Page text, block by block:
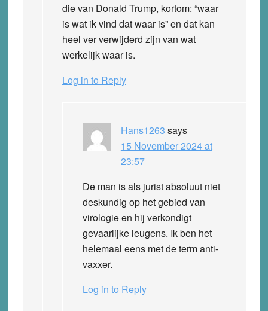
die van Donald Trump, kortom: “waar
is wat ik vind dat waar is” en dat kan
heel ver verwijderd zijn van wat
werkelijk waar is.
Log in to Reply
Hans1263 says
15 November 2024 at
23:57
De man is als jurist absoluut niet
deskundig op het gebied van
virologie en hij verkondigt
gevaarlijke leugens. Ik ben het
helemaal eens met de term anti-
vaxxer.
Log in to Reply